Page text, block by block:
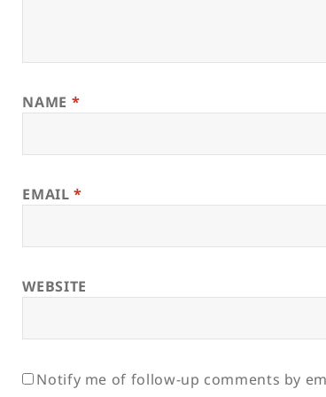
NAME *
EMAIL*
WEBSITE
Notify me of follow-up comments by